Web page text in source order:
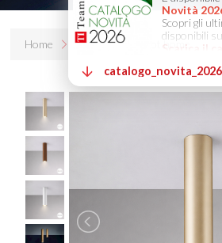
Home Prodotti S-pot home